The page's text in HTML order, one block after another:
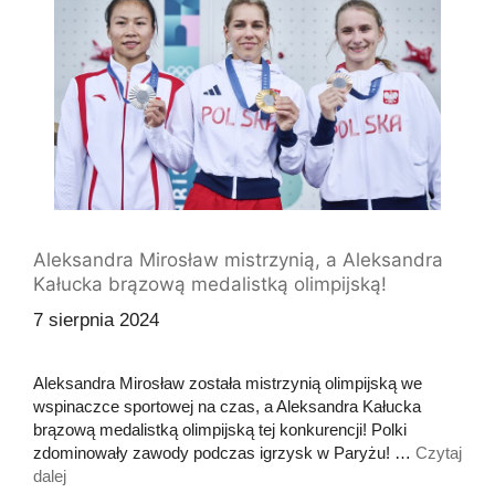
Aleksandra Mirosław mistrzynią, a Aleksandra
Kałucka brązową medalistką olimpijską!
7 sierpnia 2024
Aleksandra Mirosław została mistrzynią olimpijską we
wspinaczce sportowej na czas, a Aleksandra Kałucka
brązową medalistką olimpijską tej konkurencji! Polki
zdominowały zawody podczas igrzysk w Paryżu! … Czytaj
dalej